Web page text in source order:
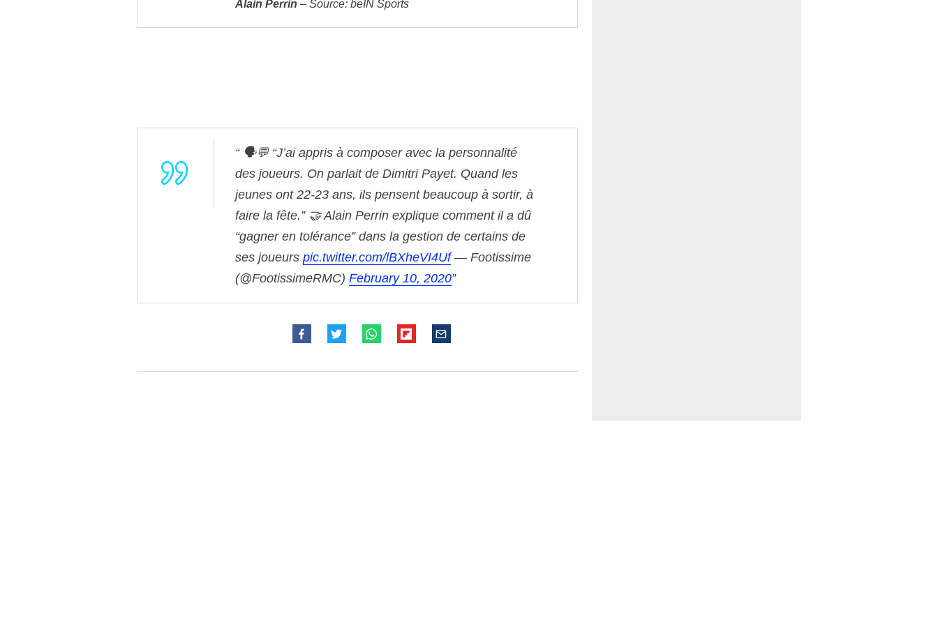
Alain Perrin – Source: beIN Sports
🗣💬 “J’ai appris à composer avec la personnalité
des joueurs. On parlait de Dimitri Payet. Quand les
jeunes ont 22-23 ans, ils pensent beaucoup à sortir, à
faire la fête.” 🤝 Alain Perrin explique comment il a dû
“gagner en tolérance” dans la gestion de certains de
ses joueurs pic.twitter.com/lBXheVI4Uf — Footissime
(@FootissimeRMC) February 10, 2020